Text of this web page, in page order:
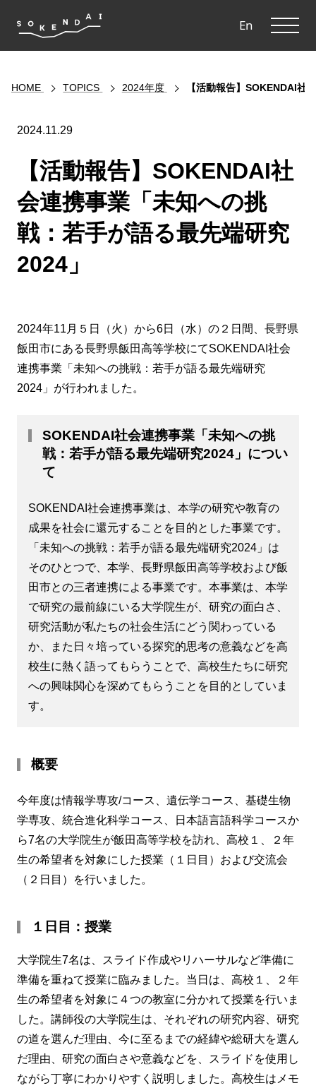
En
HOME TOPICS 2024年度 【活動報告】SOKENDAI社
2024.11.29
【活動報告】SOKENDAI社
会連携事業「未知への挑
戦：若手が語る最先端研究
2024」
2024年11月５日（火）から6日（水）の２日間、長野県
飯田市にある長野県飯田高等学校にてSOKENDAI社会
連携事業「未知への挑戦：若手が語る最先端研究
2024」が行われました。
SOKENDAI社会連携事業「未知への挑
戦：若手が語る最先端研究2024」につい
て
SOKENDAI社会連携事業は、本学の研究や教育の
成果を社会に還元することを目的とした事業です。
「未知への挑戦：若手が語る最先端研究2024」は
そのひとつで、本学、長野県飯田高等学校および飯
田市との三者連携による事業です。本事業は、本学
で研究の最前線にいる大学院生が、研究の面白さ、
研究活動が私たちの社会生活にどう関わっている
か、また日々培っている探究的思考の意義などを高
校生に熱く語ってもらうことで、高校生たちに研究
への興味関心を深めてもらうことを目的としていま
す。
概要
今年度は情報学専攻/コース、遺伝学コース、基礎生物
学専攻、統合進化科学コース、日本語言語科学コースか
ら7名の大学院生が飯田高等学校を訪れ、高校１、２年
生の希望者を対象にした授業（１日目）および交流会
（２日目）を行いました。
１日目：授業
大学院生7名は、スライド作成やリハーサルなど準備に
準備を重ねて授業に臨みました。当日は、高校１、２年
生の希望者を対象に４つの教室に分かれて授業を行いま
した。講師役の大学院生は、それぞれの研究内容、研究
の道を選んだ理由、今に至るまでの経緯や総研大を選ん
だ理由、研究の面白さや意義などを、スライドを使用し
ながら丁寧にわかりやすく説明しました。高校生はメモ